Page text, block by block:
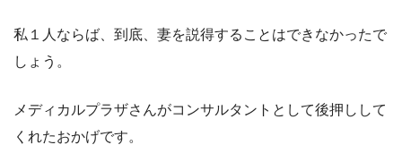
私１人ならば、到底、妻を説得することはできなかったで
しょう。
メディカルプラザさんがコンサルタントとして後押しして
くれたおかげです。